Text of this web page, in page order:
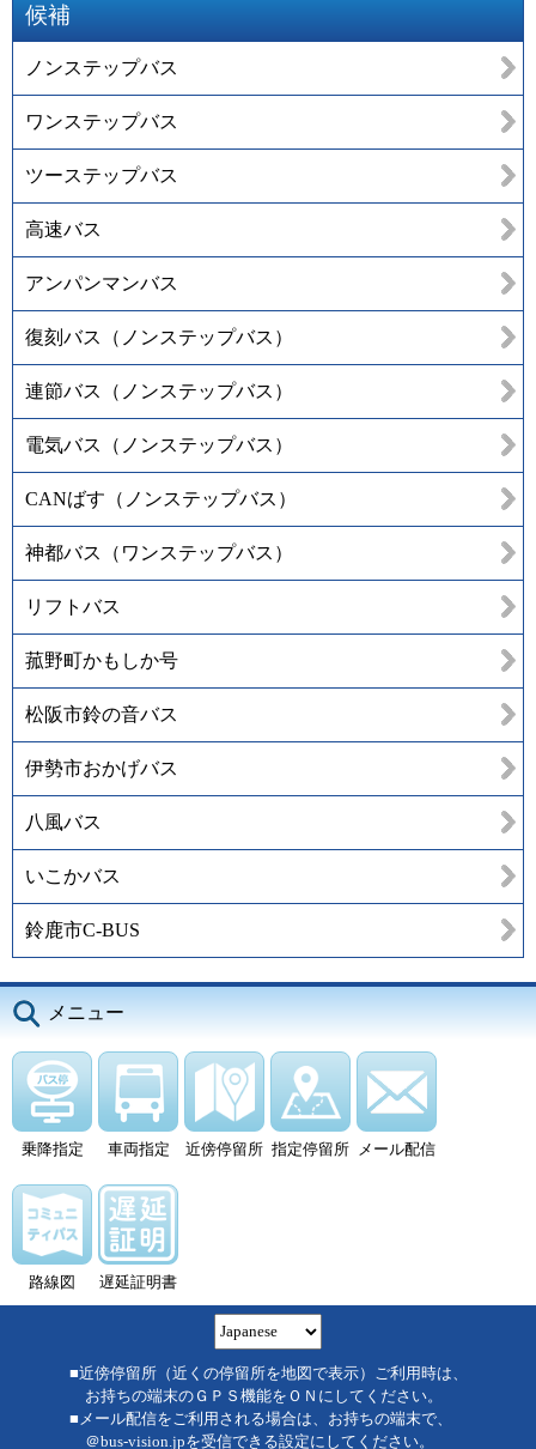
候補
ノンステップバス
ワンステップバス
ツーステップバス
高速バス
アンパンマンバス
復刻バス（ノンステップバス）
連節バス（ノンステップバス）
電気バス（ノンステップバス）
CANばす（ノンステップバス）
神都バス（ワンステップバス）
リフトバス
菰野町かもしか号
松阪市鈴の音バス
伊勢市おかげバス
八風バス
いこかバス
鈴鹿市C-BUS
メニュー
乗降指定 車両指定 近傍停留所 指定停留所 メール配信
路線図 遅延証明書
■近傍停留所（近くの停留所を地図で表示）ご利用時は、
お持ちの端末のＧＰＳ機能をＯＮにしてください。
■メール配信をご利用される場合は、お持ちの端末で、
＠bus-vision.jpを受信できる設定にしてください。